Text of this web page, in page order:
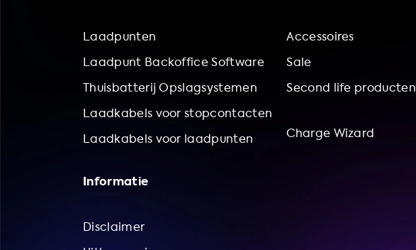
Laadpunten
Laadpunt Backoffice Software
Thuisbatterij Opslagsystemen
Laadkabels voor stopcontacten
Laadkabels voor laadpunten
Accessoires
Sale
Second life producten
Charge Wizard
Informatie
Disclaimer